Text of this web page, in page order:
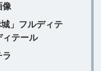
像
」フルディテ
テール